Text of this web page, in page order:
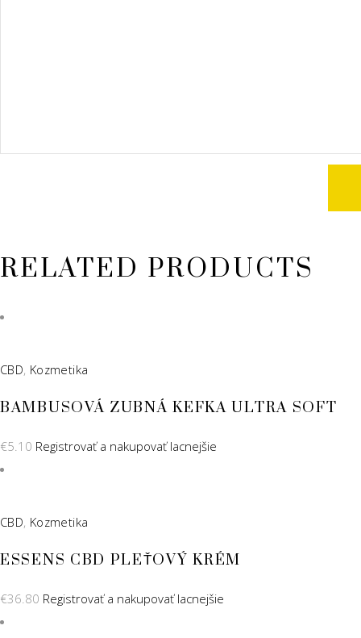
RELATED PRODUCTS
CBD, Kozmetika
BAMBUSOVÁ ZUBNÁ KEFKA ULTRA SOFT
€5.10 Registrovať a nakupovať lacnejšie
CBD, Kozmetika
ESSENS CBD PLEŤOVÝ KRÉM
€36.80 Registrovať a nakupovať lacnejšie